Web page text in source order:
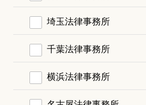
埼玉法律事務所
千葉法律事務所
横浜法律事務所